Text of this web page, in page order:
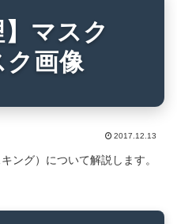
】マスク
ク画像
2017.12.13
ング）について解説します。